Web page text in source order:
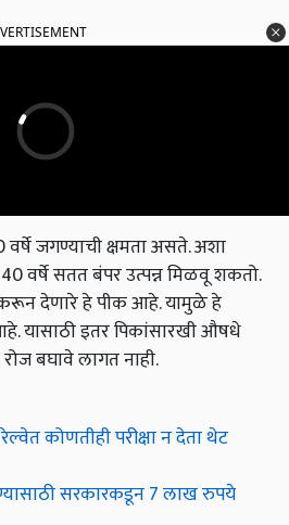
वर्षे जगण्याची क्षमता असते. अशा
वर्षे सतत बंपर उत्पन्न मिळवू शकतो.
देणारे हे पीक आहे. यामुळे हे
यासाठी इतर पिकांसारखी औषधे
बघावे लागत नाही.
कोणतीही परीक्षा न देता थेट
सरकारकडून 7 लाख रुपये